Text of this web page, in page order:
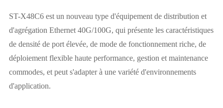
ST-X48C6 est un nouveau type d'équipement de distribution et
d'agrégation Ethernet 40G/100G, qui présente les caractéristiques
de densité de port élevée, de mode de fonctionnement riche, de
déploiement flexible haute performance, gestion et maintenance
commodes, et peut s'adapter à une variété d'environnements
d'application.